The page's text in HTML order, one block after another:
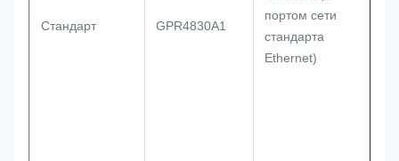
Стандарт GPR4830A1
портом сети
стандарта
Ethernet)